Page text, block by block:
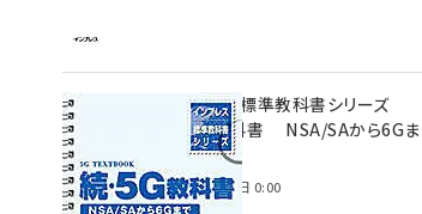
インプレス標準教科書シリーズ
続・5G教科書 NSA/SAから6Gま
2023年4月3日 0:00